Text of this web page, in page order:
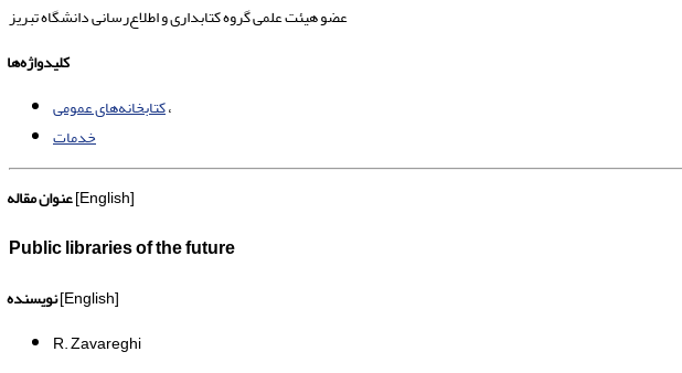
عضو هیئت علمی گروه کتابداری و اطلاع‌رسانی دانشگاه تبریز
کلیدواژه‌ها
کتابخانه‌های عمومی
خدمات
عنوان مقاله[English]
Public libraries of the future
نویسنده[English]
R. Zavareghi